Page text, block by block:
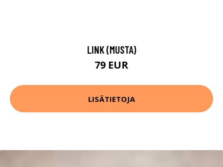
LINK (MUSTA)
79 EUR
LISÄTIETOJA